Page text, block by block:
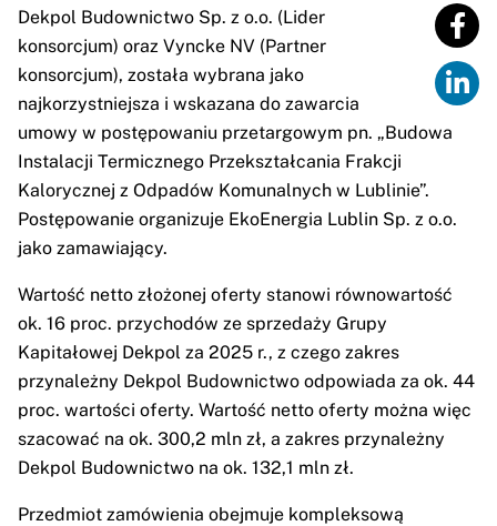
Dekpol Budownictwo Sp. z o.o. (Lider
konsorcjum) oraz Vyncke NV (Partner
konsorcjum), została wybrana jako
najkorzystniejsza i wskazana do zawarcia
umowy w postępowaniu przetargowym pn. „Budowa
Instalacji Termicznego Przekształcania Frakcji
Kalorycznej z Odpadów Komunalnych w Lublinie”.
Postępowanie organizuje EkoEnergia Lublin Sp. z o.o.
jako zamawiający.
Wartość netto złożonej oferty stanowi równowartość
ok. 16 proc. przychodów ze sprzedaży Grupy
Kapitałowej Dekpol za 2025 r., z czego zakres
przynależny Dekpol Budownictwo odpowiada za ok. 44
proc. wartości oferty. Wartość netto oferty można więc
szacować na ok. 300,2 mln zł, a zakres przynależny
Dekpol Budownictwo na ok. 132,1 mln zł.
Przedmiot zamówienia obejmuje kompleksową